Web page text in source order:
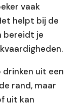
vaak
helpt bij de
bereidt je
uit een
rand, maar
uit kan